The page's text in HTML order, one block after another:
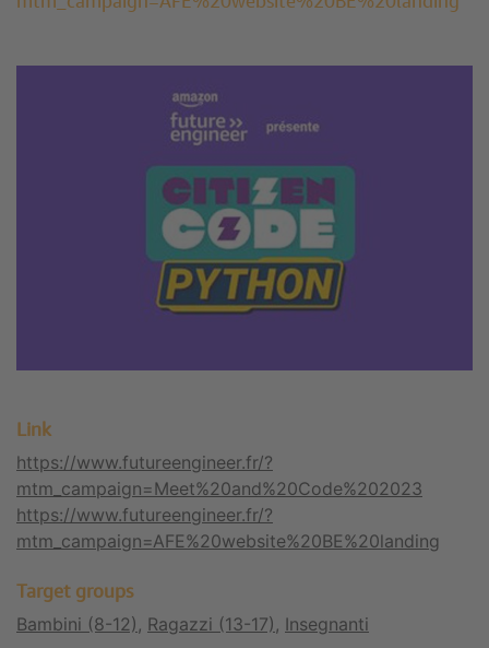
Link
https://www.futureengineer.fr/?
mtm_campaign=Meet%20and%20Code%202023
https://www.futureengineer.fr/?
mtm_campaign=AFE%20website%20BE%20landing
Target groups
Bambini (8-12) , Ragazzi (13-17) , Insegnanti